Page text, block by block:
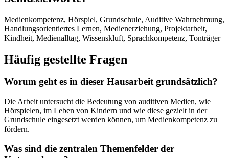
Medienkompetenz, Hörspiel, Grundschule, Auditive Wahrnehmung,
Handlungsorientiertes Lernen, Medienerziehung, Projektarbeit,
Kindheit, Medienalltag, Wissenskluft, Sprachkompetenz, Tonträger
Häufig gestellte Fragen
Worum geht es in dieser Hausarbeit grundsätzlich?
Die Arbeit untersucht die Bedeutung von auditiven Medien, wie
Hörspielen, im Leben von Kindern und wie diese gezielt in der
Grundschule eingesetzt werden können, um Medienkompetenz zu
fördern.
Was sind die zentralen Themenfelder der